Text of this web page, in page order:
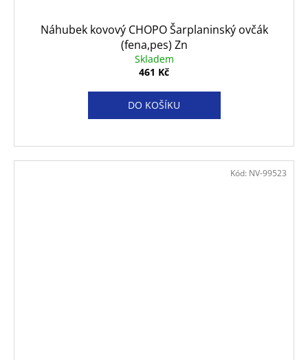
Náhubek kovový CHOPO Šarplaninský ovčák
(fena,pes) Zn
Skladem
461 Kč
DO KOŠÍKU
Kód: NV-99523